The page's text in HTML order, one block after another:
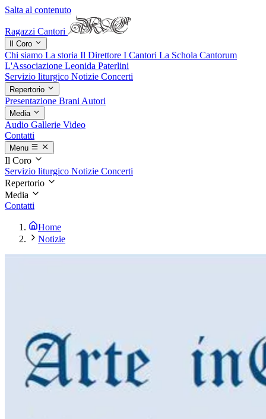
Salta al contenuto
Ragazzi Cantori
Il Coro
Chi siamo La storia Il Direttore I Cantori La Schola Cantorum
L'Associazione Leonida Paterlini
Servizio liturgico Notizie Concerti
Repertorio
Presentazione Brani Autori
Media
Audio Gallerie Video
Contatti
Menu
Il Coro
Servizio liturgico Notizie Concerti
Repertorio
Media
Contatti
Home
Notizie